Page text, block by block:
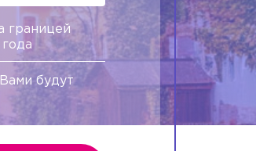
границей
будут